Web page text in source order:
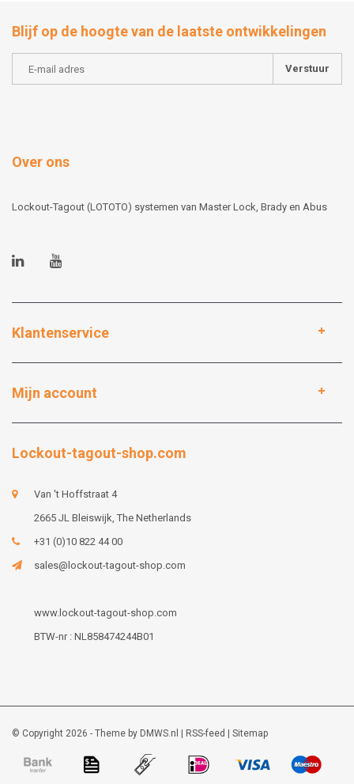
Blijf op de hoogte van de laatste ontwikkelingen
Verstuur
Over ons
Lockout-Tagout (LOTOTO) systemen van Master Lock, Brady en Abus
Klantenservice
Mijn account
Lockout-tagout-shop.com
Van 't Hoffstraat 4
2665 JL Bleiswijk, The Netherlands
+31 (0)10 822 44 00
sales@lockout-tagout-shop.com
www.lockout-tagout-shop.com
BTW-nr : NL858474244B01
© Copyright 2026 - Theme by DMWS.nl RSS-feed Sitemap